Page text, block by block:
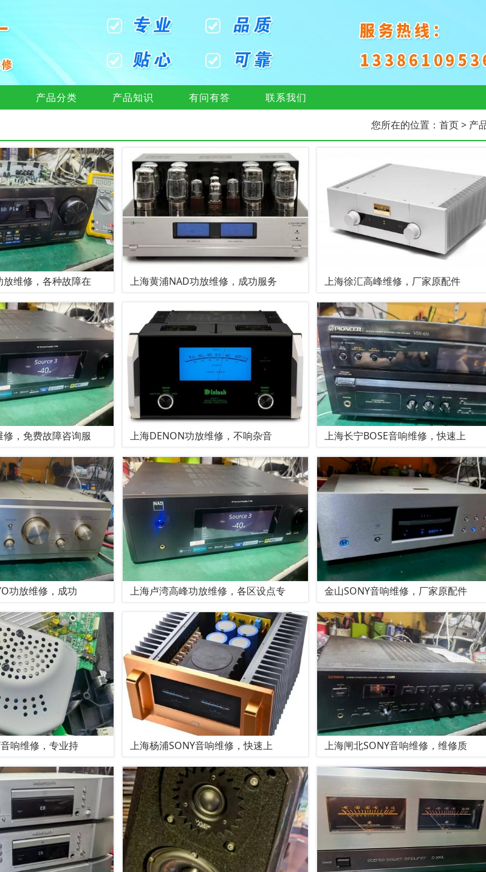
产品分类 产品知识 有问有答 联系我们
您所在的位置： 首页> 产
维修，各种故障在 上海黄浦NAD功放维修，成功服务 上海徐汇高峰维修，厂家原配件
，免费故障咨询服 上海DENON功放维修，不响杂音 上海长宁BOSE音响维修，快速上
功放维修，成功 上海卢湾高峰功放维修，各区设点专 金山SONY音响维修，厂家原配件
响维修，专业持 上海杨浦SONY音响维修，快速上 上海闸北SONY音响维修，维修质